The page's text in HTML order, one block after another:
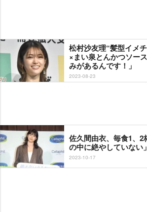
松村沙友理“髪型イメ
×まい泉とんかつソー
みがあるんです！」
2023-08-23
佐久間由衣、毎食1、2
の中に絶やしていない」
2023-10-17